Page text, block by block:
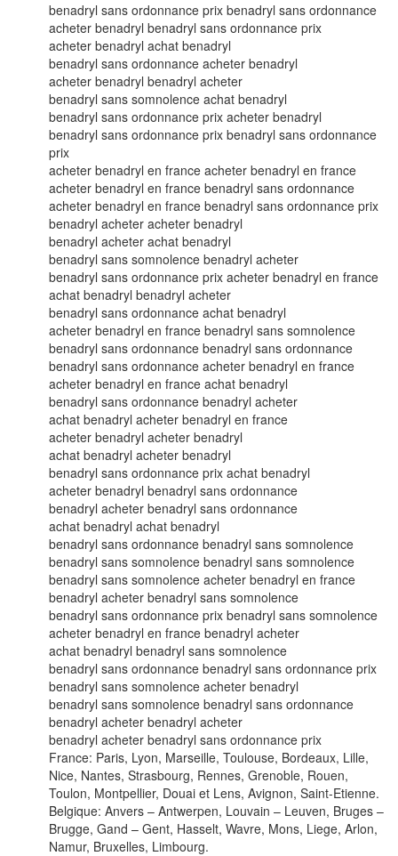
benadryl sans ordonnance prix benadryl sans ordonnance
acheter benadryl benadryl sans ordonnance prix
acheter benadryl achat benadryl
benadryl sans ordonnance acheter benadryl
acheter benadryl benadryl acheter
benadryl sans somnolence achat benadryl
benadryl sans ordonnance prix acheter benadryl
benadryl sans ordonnance prix benadryl sans ordonnance
prix
acheter benadryl en france acheter benadryl en france
acheter benadryl en france benadryl sans ordonnance
acheter benadryl en france benadryl sans ordonnance prix
benadryl acheter acheter benadryl
benadryl acheter achat benadryl
benadryl sans somnolence benadryl acheter
benadryl sans ordonnance prix acheter benadryl en france
achat benadryl benadryl acheter
benadryl sans ordonnance achat benadryl
acheter benadryl en france benadryl sans somnolence
benadryl sans ordonnance benadryl sans ordonnance
benadryl sans ordonnance acheter benadryl en france
acheter benadryl en france achat benadryl
benadryl sans ordonnance benadryl acheter
achat benadryl acheter benadryl en france
acheter benadryl acheter benadryl
achat benadryl acheter benadryl
benadryl sans ordonnance prix achat benadryl
acheter benadryl benadryl sans ordonnance
benadryl acheter benadryl sans ordonnance
achat benadryl achat benadryl
benadryl sans ordonnance benadryl sans somnolence
benadryl sans somnolence benadryl sans somnolence
benadryl sans somnolence acheter benadryl en france
benadryl acheter benadryl sans somnolence
benadryl sans ordonnance prix benadryl sans somnolence
acheter benadryl en france benadryl acheter
achat benadryl benadryl sans somnolence
benadryl sans ordonnance benadryl sans ordonnance prix
benadryl sans somnolence acheter benadryl
benadryl sans somnolence benadryl sans ordonnance
benadryl acheter benadryl acheter
benadryl acheter benadryl sans ordonnance prix
France: Paris, Lyon, Marseille, Toulouse, Bordeaux, Lille,
Nice, Nantes, Strasbourg, Rennes, Grenoble, Rouen,
Toulon, Montpellier, Douai et Lens, Avignon, Saint-Etienne.
Belgique: Anvers – Antwerpen, Louvain – Leuven, Bruges –
Brugge, Gand – Gent, Hasselt, Wavre, Mons, Liege, Arlon,
Namur, Bruxelles, Limbourg.